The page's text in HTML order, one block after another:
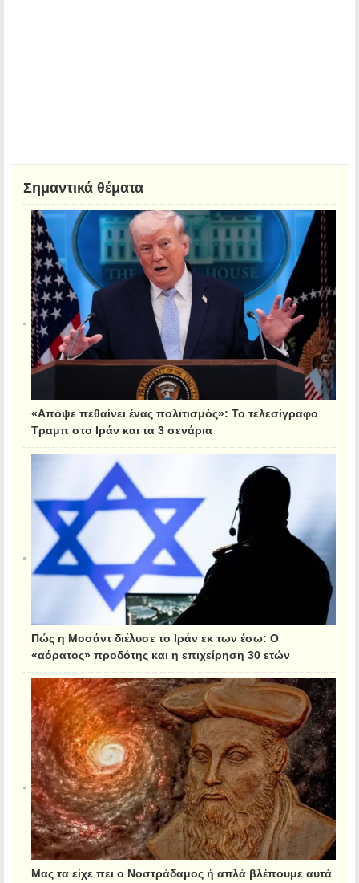
Σημαντικά θέματα
«Απόψε πεθαίνει ένας πολιτισμός»: Το τελεσίγραφο
Τραμπ στο Ιράν και τα 3 σενάρια
Πώς η Μοσάντ διέλυσε το Ιράν εκ των έσω: Ο
«αόρατος» προδότης και η επιχείρηση 30 ετών
Μας τα είχε πει ο Νοστράδαμος ή απλά βλέπουμε αυτά